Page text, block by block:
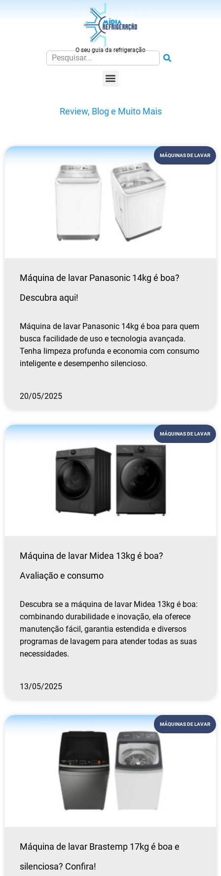
O seu guia da refrigeração
Review, Blog e Muito Mais
MÁQUINAS DE LAVAR
Máquina de lavar Panasonic 14kg é boa?
Descubra aqui!
Máquina de lavar Panasonic 14kg é boa para quem
busca facilidade de uso e tecnologia avançada.
Tenha limpeza profunda e economia com consumo
inteligente e desempenho silencioso.
20/05/2025
MÁQUINAS DE LAVAR
Máquina de lavar Midea 13kg é boa?
Avaliação e consumo
Descubra se a máquina de lavar Midea 13kg é boa:
combinando durabilidade e inovação, ela oferece
manutenção fácil, garantia estendida e diversos
programas de lavagem para atender todas as suas
necessidades.
13/05/2025
MÁQUINAS DE LAVAR
Máquina de lavar Brastemp 17kg é boa e
silenciosa? Confira!